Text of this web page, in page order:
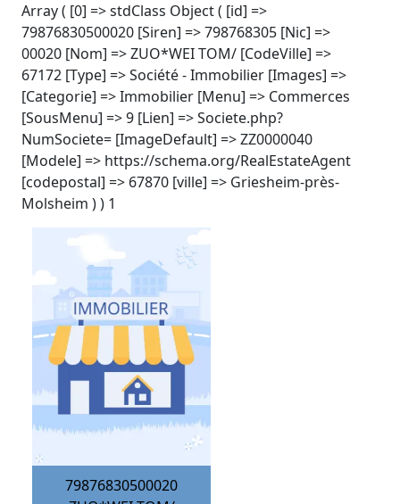
Array ( [0] => stdClass Object ( [id] =>
79876830500020 [Siren] => 798768305 [Nic] =>
00020 [Nom] => ZUO*WEI TOM/ [CodeVille] =>
67172 [Type] => Société - Immobilier [Images] =>
[Categorie] => Immobilier [Menu] => Commerces
[SousMenu] => 9 [Lien] => Societe.php?
NumSociete= [ImageDefault] => ZZ0000040
[Modele] => https://schema.org/RealEstateAgent
[codepostal] => 67870 [ville] => Griesheim-près-
Molsheim ) ) 1
79876830500020